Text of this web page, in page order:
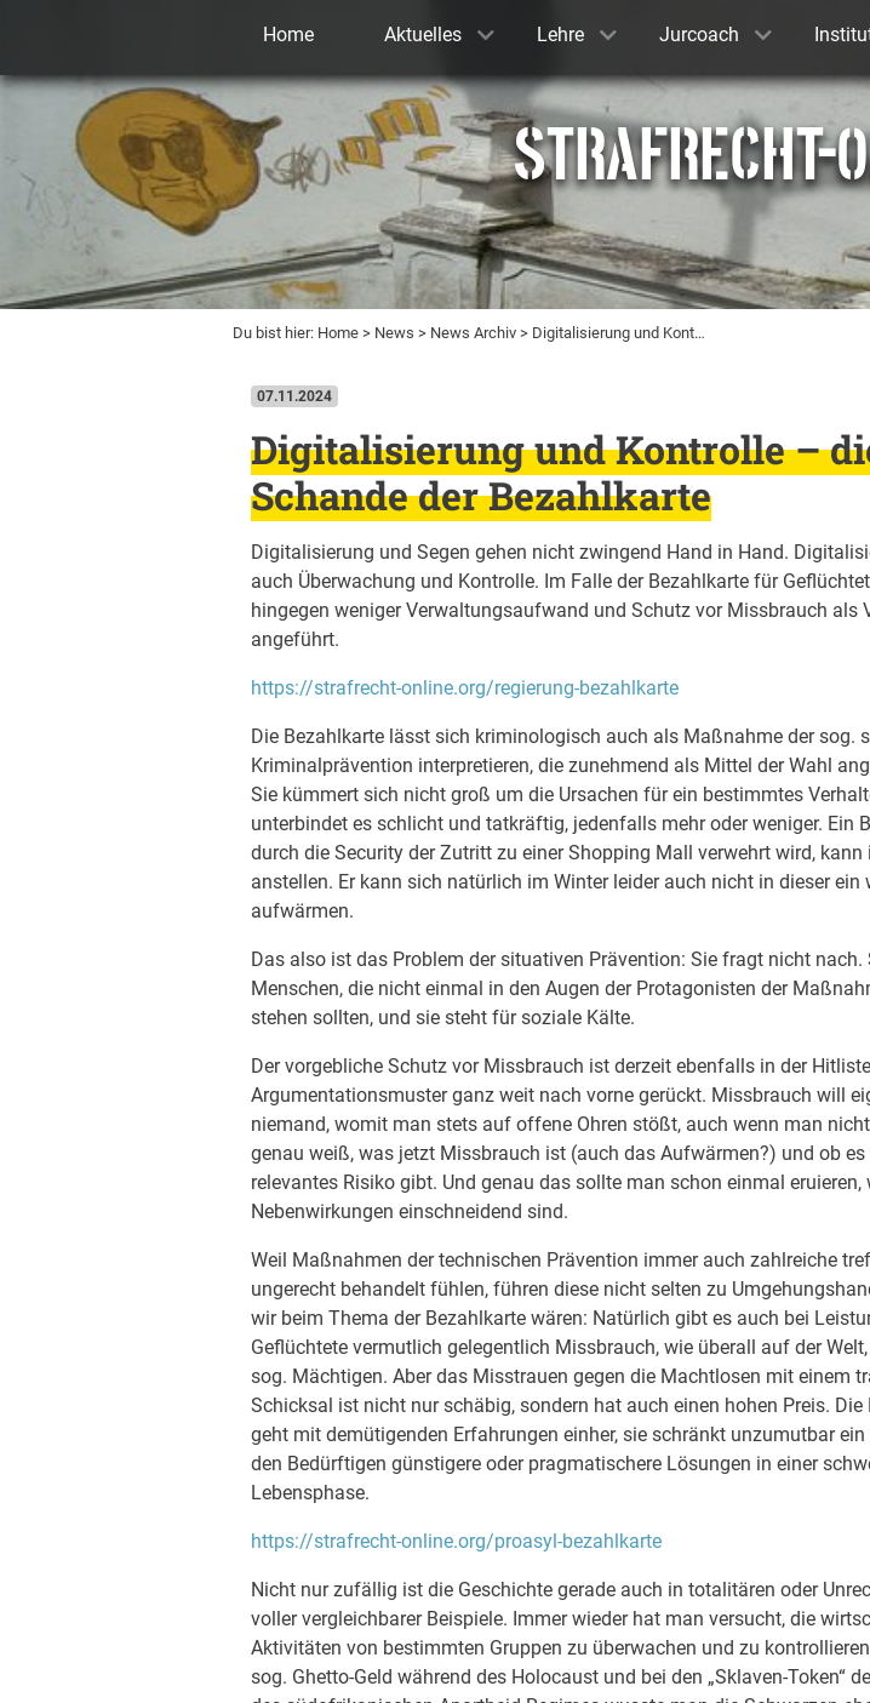
Home Aktuelles Lehre Jurcoach
STRAFRECHT-
Du bist hier: Home > News > News Archiv > Digitalisierung und Kont…
07.11.2024
Digitalisierung und Kontrolle –
Schande der Bezahlkarte
Digitalisierung und Segen gehen nicht zwingend Hand in Hand.
auch Überwachung und Kontrolle. Im Falle der Bezahlkarte für
hingegen weniger Verwaltungsaufwand und Schutz vor Missbrauch als
angeführt.
https://strafrecht-online.org/regierung-bezahlkarte
Die Bezahlkarte lässt sich kriminologisch auch als Maßnahme der sog.
Kriminalprävention interpretieren, die zunehmend als Mittel der Wahl
Sie kümmert sich nicht groß um die Ursachen für ein bestimmtes
unterbindet es schlicht und tatkräftig, jedenfalls mehr oder weniger. Ein
durch die Security der Zutritt zu einer Shopping Mall verwehrt wird, kann
anstellen. Er kann sich natürlich im Winter leider auch nicht in dieser ein
aufwärmen.
Das also ist das Problem der situativen Prävention: Sie fragt nicht
Menschen, die nicht einmal in den Augen der Protagonisten der
stehen sollten, und sie steht für soziale Kälte.
Der vorgebliche Schutz vor Missbrauch ist derzeit ebenfalls in der
Argumentationsmuster ganz weit nach vorne gerückt. Missbrauch will
niemand, womit man stets auf offene Ohren stößt, auch wenn man
genau weiß, was jetzt Missbrauch ist (auch das Aufwärmen?) und ob
relevantes Risiko gibt. Und genau das sollte man schon einmal eruieren,
Nebenwirkungen einschneidend sind.
Weil Maßnahmen der technischen Prävention immer auch zahlreiche
ungerecht behandelt fühlen, führen diese nicht selten zu
wir beim Thema der Bezahlkarte wären: Natürlich gibt es auch bei
Geflüchtete vermutlich gelegentlich Missbrauch, wie überall auf der
sog. Mächtigen. Aber das Misstrauen gegen die Machtlosen mit einem
Schicksal ist nicht nur schäbig, sondern hat auch einen hohen Preis. Die
geht mit demütigenden Erfahrungen einher, sie schränkt unzumutbar
den Bedürftigen günstigere oder pragmatischere Lösungen in einer
Lebensphase.
https://strafrecht-online.org/proasyl-bezahlkarte
Nicht nur zufällig ist die Geschichte gerade auch in totalitären oder
voller vergleichbarer Beispiele. Immer wieder hat man versucht, die
Aktivitäten von bestimmten Gruppen zu überwachen und zu
sog. Ghetto-Geld während des Holocaust und bei den „Sklaven-Token“